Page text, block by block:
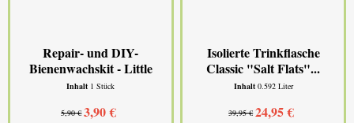
Repair- und DIY-
Bienenwachskit - Little
Bee Fresh
Inhalt 1 Stück
5,90 € 3,90 €
Isolierte Trinkflasche
Classic "Salt Flats"...
Inhalt 0.592 Liter
39,95 € 24,95 €